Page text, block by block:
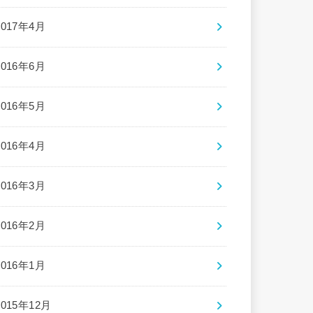
年4月
年6月
年5月
年4月
年3月
年2月
年1月
年12月